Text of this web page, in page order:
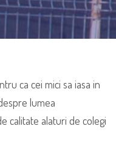
ca cei mici sa iasa in
lumea
calitate alaturi de colegi